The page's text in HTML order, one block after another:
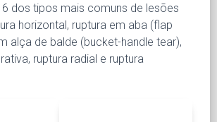
dos tipos mais comuns de lesões
horizontal, ruptura em aba (flap
alça de balde (bucket-handle tear),
ruptura radial e ruptura